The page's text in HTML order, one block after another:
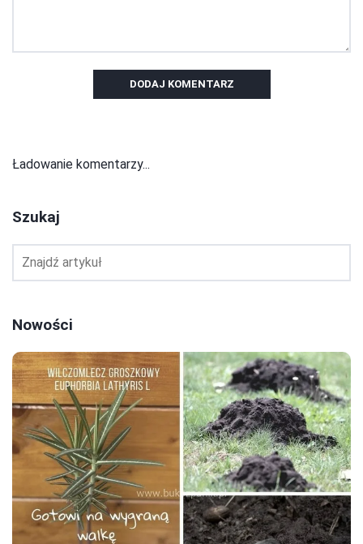
DODAJ KOMENTARZ
Ładowanie komentarzy...
Szukaj
Nowości